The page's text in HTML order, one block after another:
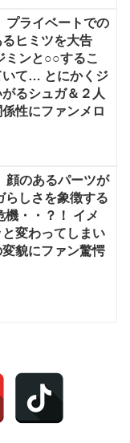
プライベートでの
ヒミツを大告
ミンと○○するこ
いて… とにかくジ
るシュガ＆２人
性にファンメロ
顔のあるパーツが
らしさを象徴する
機・・？！ イメ
変わってしまい
貌にファン驚愕